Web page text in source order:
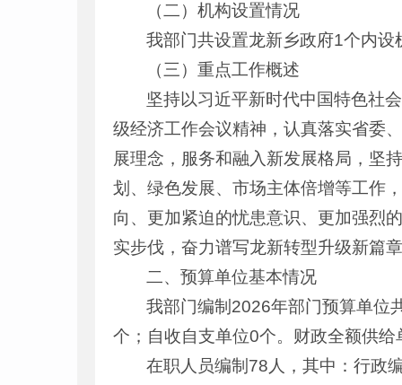
（二）机构设置情况
我部门共设置龙新乡政府1个内
（三）重点工作概述
坚持以习近平新时代中国特色社
级经济工作会议精神，认真落实省委
展理念，服务和融入新发展格局，坚
划、绿色发展、市场主体倍增等工作
向、更加紧迫的忧患意识、更加强烈
实步伐，奋力谱写龙新转型升级新篇
二、预算单位基本情况
我部门编制2026年部门预算单位
个；自收自支单位0个。财政全额供
在职人员编制78人，其中：行政